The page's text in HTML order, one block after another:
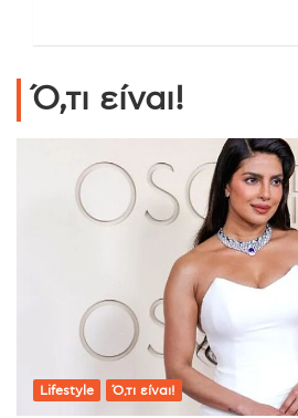
Ό,τι είναι!
Lifestyle Ό,τι είναι!